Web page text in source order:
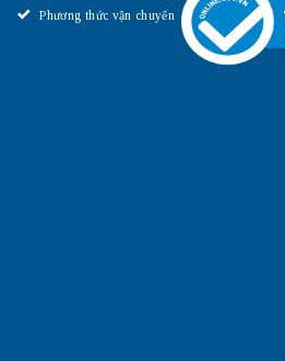
Phương thức vận chuyển